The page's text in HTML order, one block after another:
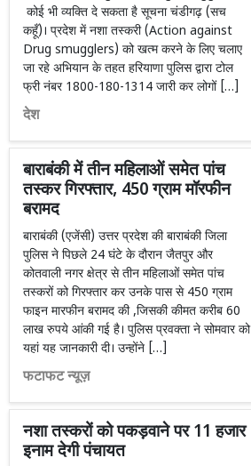
कोई भी व्यक्ति दे सकता है सूचना चंडीगढ़ (सच
कहूँ)। प्रदेश में नशा तस्करी (Action against
Drug smugglers) को खत्म करने के लिए चलाए
जा रहे अभियान के तहत हरियाणा पुलिस द्वारा टोल
फ्री नंबर 1800-180-1314 जारी कर लोगों […]
देश
बाराबंकी में तीन महिलाओं समेत पांच
तस्कर गिरफ्तार, 450 ग्राम मॉरफीन
बरामद
बाराबंकी (एजेंसी) उत्तर प्रदेश की बाराबंकी जिला
पुलिस ने पिछले 24 घंटे के दौरान जैतपुर और
कोतवाली नगर क्षेत्र से तीन महिलाओं समेत पांच
तस्करों को गिरफ्तार कर उनके पास से 450 ग्राम
फाइन मारफीन बरामद की ,जिसकी कीमत करीब 60
लाख रुपये आंकी गई है। पुलिस प्रवक्ता ने सोमवार को
यहां यह जानकारी दी। उन्होंने […]
फटाफट न्यूज़
नशा तस्करों को पकड़वाने पर 11 हजार
इनाम देगी पंचायत